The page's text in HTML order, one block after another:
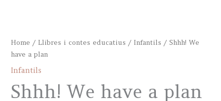
Home / Llibres i contes educatius / Infantils / Shhh! We
have a plan
Infantils
Shhh! We have a plan